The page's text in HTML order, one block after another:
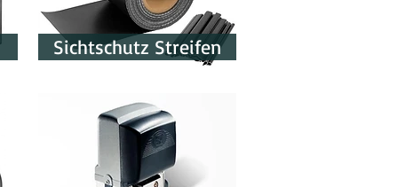
Sichtschutz Streifen